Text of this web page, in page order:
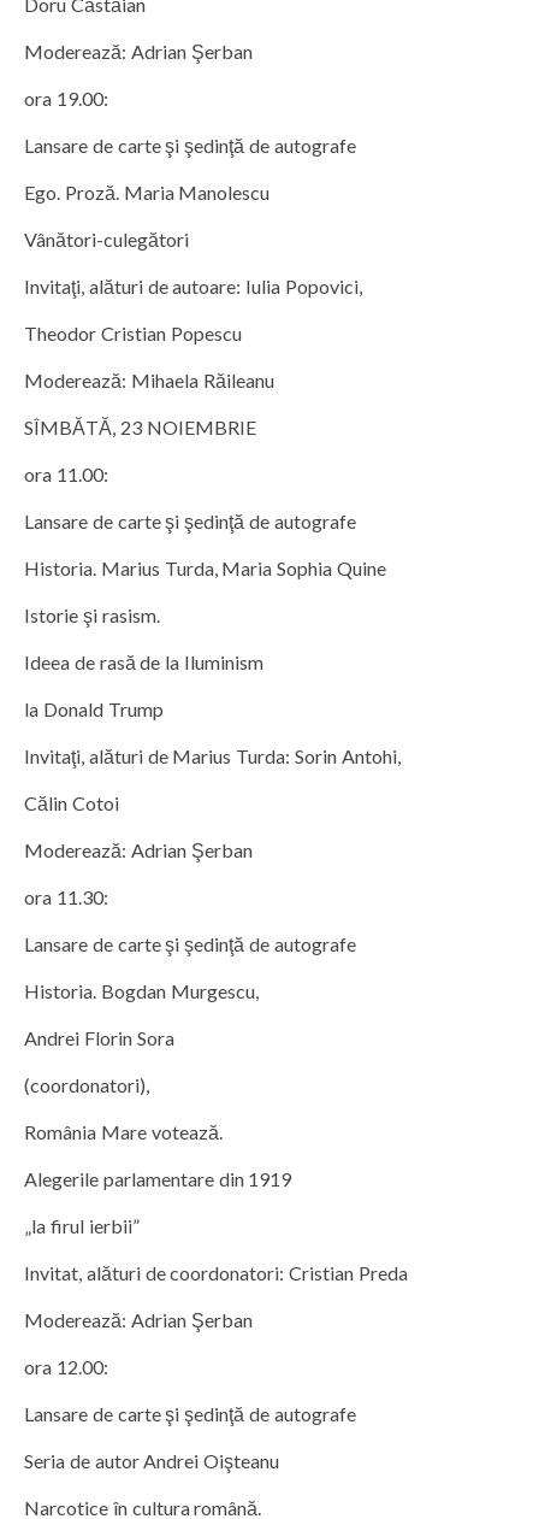
Doru Căstăian
Moderează: Adrian Şerban
ora 19.00:
Lansare de carte şi şedinţă de autografe
Ego. Proză. Maria Manolescu
Vânători-culegători
Invitaţi, alături de autoare: Iulia Popovici,
Theodor Cristian Popescu
Moderează: Mihaela Răileanu
SÎMBĂTĂ, 23 NOIEMBRIE
ora 11.00:
Lansare de carte şi şedinţă de autografe
Historia. Marius Turda, Maria Sophia Quine
Istorie şi rasism.
Ideea de rasă de la Iluminism
la Donald Trump
Invitaţi, alături de Marius Turda: Sorin Antohi,
Călin Cotoi
Moderează: Adrian Şerban
ora 11.30:
Lansare de carte şi şedinţă de autografe
Historia. Bogdan Murgescu,
Andrei Florin Sora
(coordonatori),
România Mare votează.
Alegerile parlamentare din 1919
„la firul ierbii”
Invitat, alături de coordonatori: Cristian Preda
Moderează: Adrian Şerban
ora 12.00:
Lansare de carte şi şedinţă de autografe
Seria de autor Andrei Oişteanu
Narcotice în cultura română.